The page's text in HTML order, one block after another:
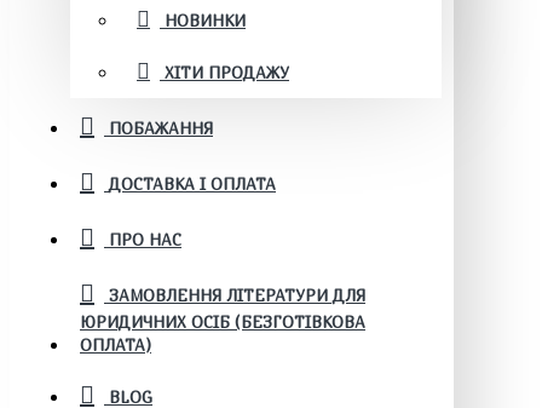
НОВИНКИ
ХІТИ ПРОДАЖУ
ПОБАЖАННЯ
ДОСТАВКА І ОПЛАТА
ПРО НАС
ЗАМОВЛЕННЯ ЛІТЕРАТУРИ ДЛЯ
ЮРИДИЧНИХ ОСІБ (БЕЗГОТІВКОВА
ОПЛАТА)
BLOG